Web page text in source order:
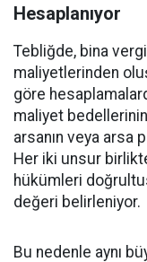
Hesaplanıyor
Tebliğde, bina
maliyetlerinden
göre
maliyet bedellerinin
arsanın veya arsa
Her iki unsur
hükümleri
değeri belirleniyor.
Bu nedenle aynı